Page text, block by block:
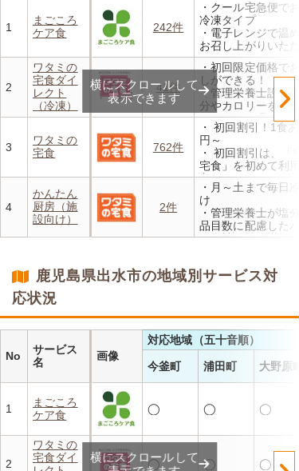
1
まごころ
ケア食
242件
・クール宅急便で
冷凍タイプ
・電子レンジで温
お召し上がりいただ
・メニューの組み
理栄養士にお任せ
・定期は通常価格
んと20％OFF！
2
ワタミの
宅食ダイ
レクト
（冷凍）
41件
・初回限定価格で
しができる！
・管理栄養士設計
分やカロリーを賢く
・レンジで温めるだ
使わず安全で片付
・豊富な献立で毎
飽きることなく楽
3
ワタミの
宅食
762件
・ 初回割引！1食
円～
・ 初回割引は、「
宅食」を初めて利用
方、または6か月以
お休みされている
なります。※「好い
ず」「好い日の御
外
・日替わりの献立
らご利用可能
4
かんたん
厨房（施
設向け）
2件
・月～土まで毎日
け
・管理栄養士が塩
品目数に配慮した
・自社工場で厳格
減を実現！温める
横にスクロールして
表示できます
鹿児島県出水市の地域別サービス対
応状況
No
サービス
名
画像
対応地域（五十音順）
今釜町 浦田町 大野原町
1
まごころ
ケア食
◯ ◯ ◯
2
ワタミの
宅食ダイ
◯ ◯ ◯
横にスクロールして